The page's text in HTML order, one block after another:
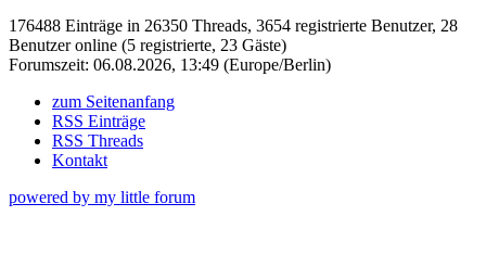
176488 Einträge in 26350 Threads, 3654 registrierte Benutzer, 28
Benutzer online (5 registrierte, 23 Gäste)
Forumszeit: 06.08.2026, 13:49 (Europe/Berlin)
zum Seitenanfang
RSS Einträge
RSS Threads
Kontakt
powered by my little forum